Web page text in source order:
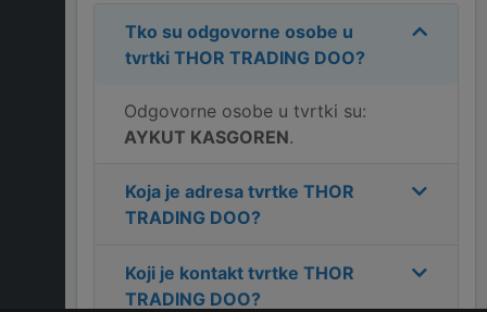
Tko su odgovorne osobe u
tvrtki THOR TRADING DOO?
Odgovorne osobe u tvrtki su:
AYKUT KASGOREN.
Koja je adresa tvrtke THOR
TRADING DOO?
Koji je kontakt tvrtke THOR
TRADING DOO?